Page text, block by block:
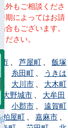
外もご相談くださ
期によってはお請
合もございます。
ださい。
芦屋町
飯塚
糸田町
うきは
大川市
大木町
大野城市
大牟田
、 小郡市
遠賀町
粕屋町 嘉麻市